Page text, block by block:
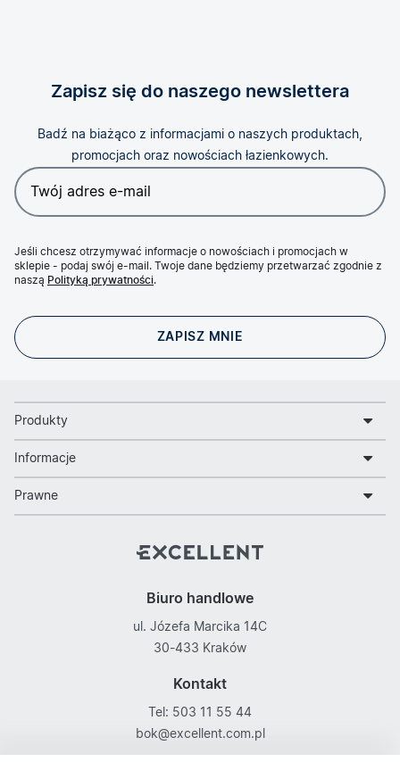
Zapisz się do naszego newslettera
Badź na biażąco z informacjami o naszych produktach,
promocjach oraz nowościach łazienkowych.
Jeśli chcesz otrzymywać informacje o nowościach i promocjach w
sklepie - podaj swój e-mail. Twoje dane będziemy przetwarzać zgodnie z
naszą Polityką prywatności.
Produkty
Informacje
Prawne
Biuro handlowe
ul. Józefa Marcika 14C
30-433 Kraków
Kontakt
Tel: 503 11 55 44
bok@excellent.com.pl